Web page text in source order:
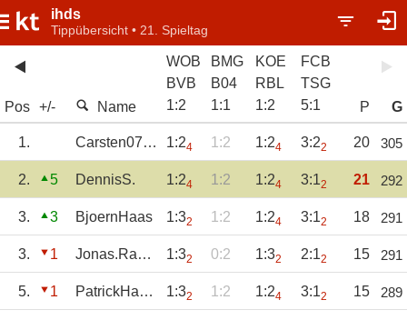
ihds
Tippübersicht • 21. Spieltag
Pos +/- Name
WOB
BVB
1:2
BMG
B04
1:1
KOE
RBL
1:2
FCB
TSG
5:1 P G
1. Carsten070866 1:24 1:2 1:24 3:22 20 305
2. 5 DennisS. 1:24 1:2 1:24 3:12 21 292
3. 3 BjoernHaas 1:32 1:2 1:24 3:12 18 291
3. 1 Jonas.Rauch01 1:32 0:2 1:32 2:12 15 291
5. 1 PatrickHassenpf 1:32 1:2 1:24 3:12 15 289